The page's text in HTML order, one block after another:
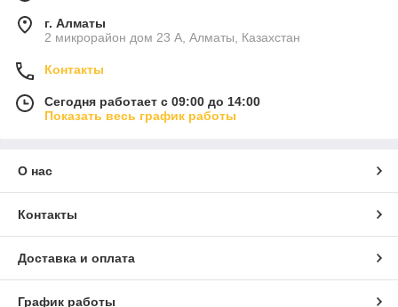
г. Алматы
2 микрорайон дом 23 А, Алматы, Казахстан
Контакты
Сегодня работает с 09:00 до 14:00
Показать весь график работы
О нас
Контакты
Доставка и оплата
График работы